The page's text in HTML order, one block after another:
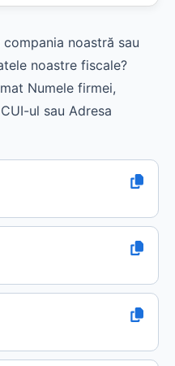
noastră sau
noastre fiscale?
Numele firmei,
ul sau Adresa